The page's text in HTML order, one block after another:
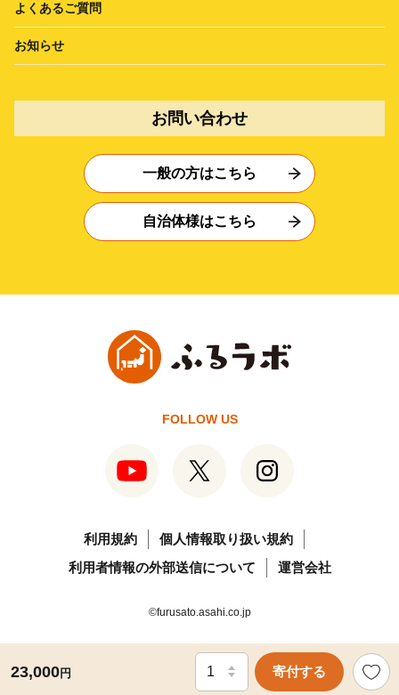
23,000円 寄付する
よくあるご質問
お知らせ
お問い合わせ
一般の方はこちら
自治体様はこちら
FOLLOW US
利用規約
個人情報取り扱い規約
利用者情報の外部送信について
運営会社
©furusato.asahi.co.jp